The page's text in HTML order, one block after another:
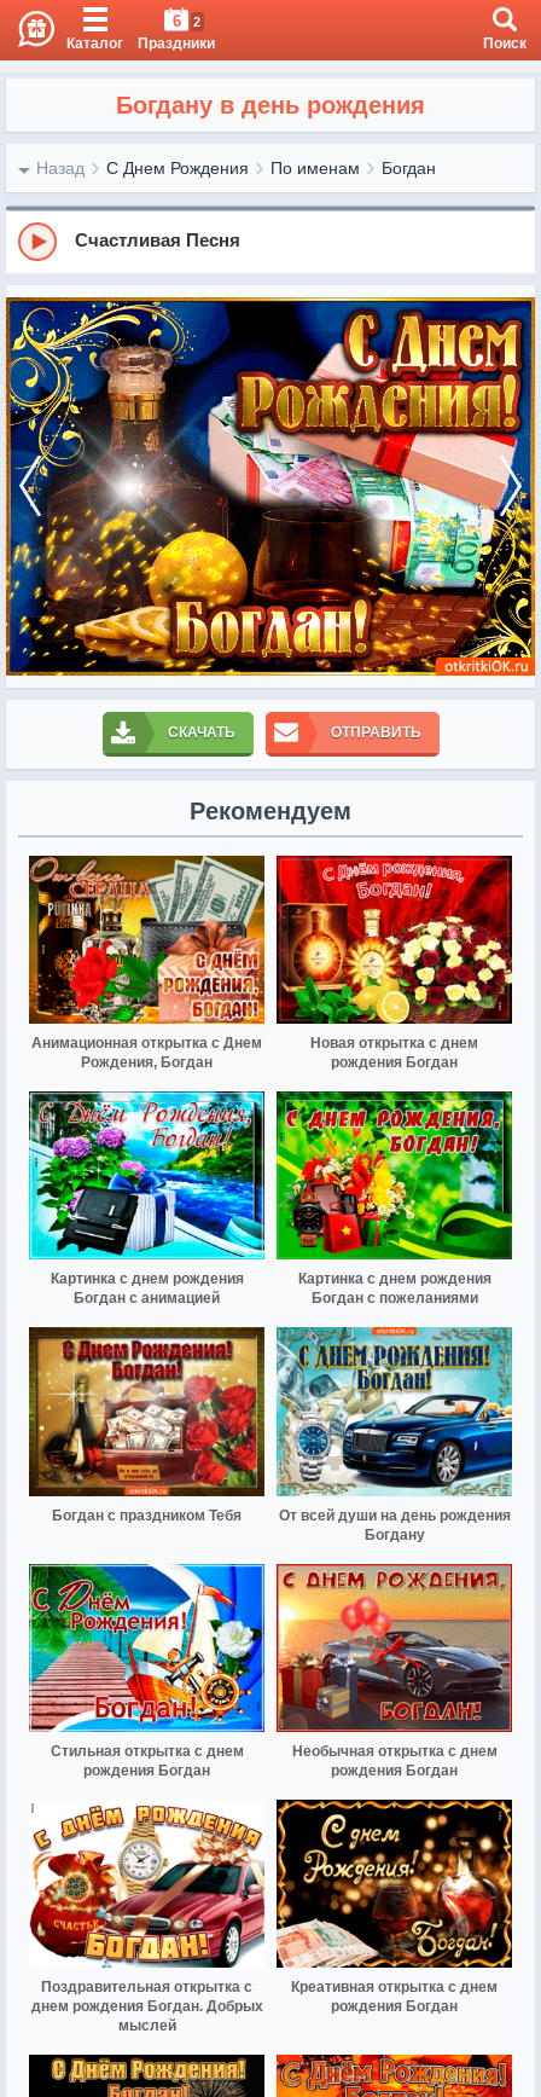
Каталог
6 2
Праздники Поиск
Богдану в день рождения
Назад С Днем Рождения По именам Богдан
Счастливая Песня
СКАЧАТЬ ОТПРАВИТЬ
Рекомендуем
Анимационная открытка с Днем
Рождения, Богдан
Новая открытка с днем
рождения Богдан
Картинка с днем рождения
Богдан с анимацией
Картинка с днем рождения
Богдан с пожеланиями
Богдан с праздником Тебя
От всей души на день рождения
Богдану
Стильная открытка с днем
рождения Богдан
Необычная открытка с днем
рождения Богдан
Поздравительная открытка с
днем рождения Богдан. Добрых
мыслей
Креативная открытка с днем
рождения Богдан